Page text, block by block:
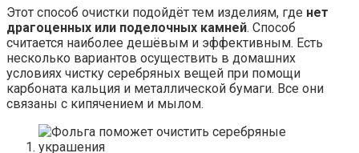
Этот способ очистки подойдёт тем изделиям, где нет
драгоценных или поделочных камней. Способ
считается наиболее дешёвым и эффективным. Есть
несколько вариантов осуществить в домашних
условиях чистку серебряных вещей при помощи
карбоната кальция и металлической бумаги. Все они
связаны с кипячением и мылом.